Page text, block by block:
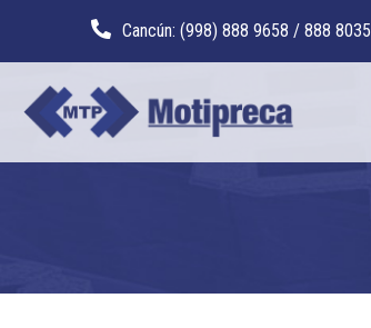
Cancún: (998) 888 9658 / 888 8035